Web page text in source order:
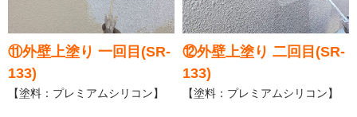
⑪外壁上塗り 一回目(SR-
133)
【塗料：プレミアムシリコン】
⑫外壁上塗り 二回目(SR-
133)
【塗料：プレミアムシリコン】